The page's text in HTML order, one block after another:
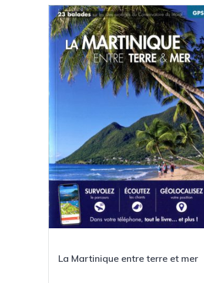
La Martinique entre terre et mer